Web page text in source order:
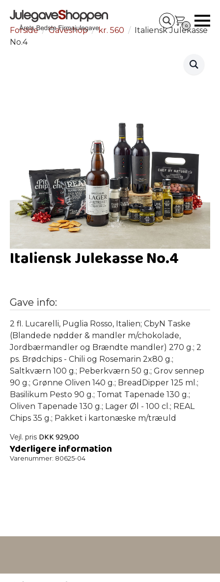
0
Forside Gaveshop kr. 560
Italiensk Julekasse
No.4
Italiensk Julekasse No.4
Gave info:
2 fl. Lucarelli, Puglia Rosso, Italien; CbyN Taske
(Blandede nødder & mandler m/chokolade,
Jordbærmandler og Brændte mandler) 270 g.; 2
ps. Brødchips - Chili og Rosemarin 2x80 g.;
Saltkværn 100 g.; Peberkværn 50 g.; Grov sennep
90 g.; Grønne Oliven 140 g.; BreadDipper 125 ml.;
Basilikum Pesto 90 g.; Tomat Tapenade 130 g.;
Oliven Tapenade 130 g.; Lager Øl - 100 cl.; REAL
Chips 35 g.; Pakket i kartonæske m/træuld
Vejl. pris DKK929,00
Yderligere information
Varenummer: 80625-04